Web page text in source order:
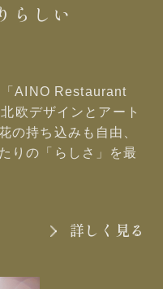
らしい
AINO Restaurant
欧デザインとアート
の持ち込みも自由、
りの「らしさ」を最
詳しく見る